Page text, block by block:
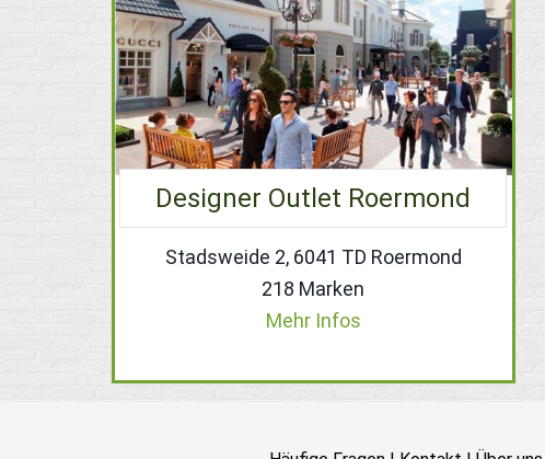
Designer Outlet Roermond
Stadsweide 2, 6041 TD Roermond
218 Marken
Mehr Infos